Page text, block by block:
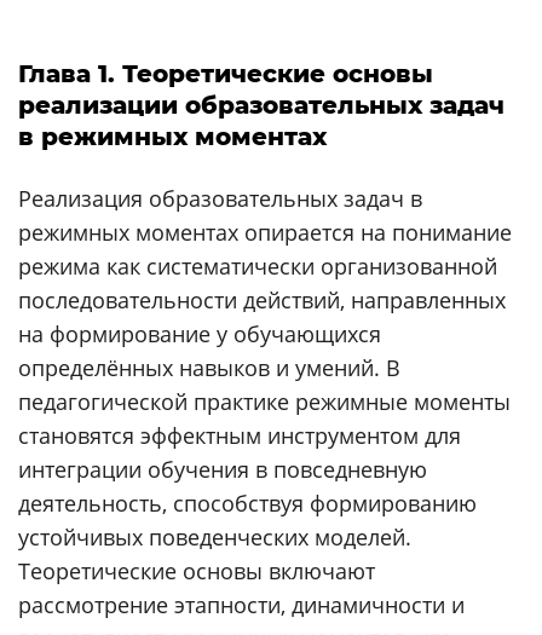
Глава 1. Теоретические основы
реализации образовательных задач
в режимных моментах
Реализация образовательных задач в
режимных моментах опирается на понимание
режима как систематически организованной
последовательности действий, направленных
на формирование у обучающихся
определённых навыков и умений. В
педагогической практике режимные моменты
становятся эффектным инструментом для
интеграции обучения в повседневную
деятельность, способствуя формированию
устойчивых поведенческих моделей.
Теоретические основы включают
рассмотрение этапности, динамичности и